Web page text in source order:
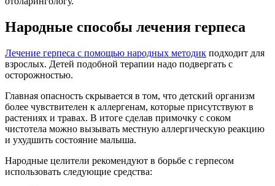
Народные способы лечения герпеса
Лечение герпеса с помощью народных методик подходит для
взрослых. Детей подобной терапии надо подвергать с
осторожностью.
Главная опасность скрывается в том, что детский организм
более чувствителен к аллергенам, которые присутствуют в
растениях и травах. В итоге сделав примочку с соком
чистотела можно вызывать местную аллергическую реакцию
и ухудшить состояние малыша.
Народные целители рекомендуют в борьбе с герпесом
использовать следующие средства: